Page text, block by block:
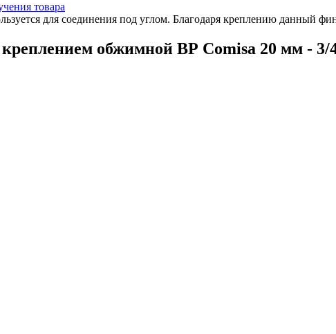
товара
для соединения под углом. Благодаря креплению данный
обжимной ВР Comisa 20 мм - 3/